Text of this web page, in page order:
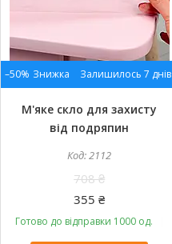
–50% Залишилось 7 днів
М'яке скло для захисту
від подряпин
2112
708 ₴
355 ₴
Готово до відправки 1000 од.